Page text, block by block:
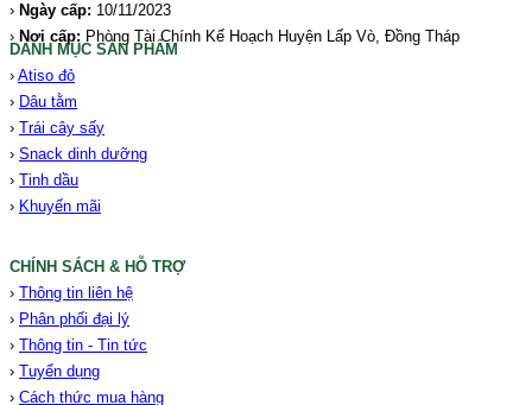
› Ngày cấp: 10/11/2023
› Nơi cấp: Phòng Tài Chính Kế Hoạch Huyện Lấp Vò, Đồng Tháp
DANH MỤC SẢN PHẨM
› Atiso đỏ
› Dâu tằm
› Trái cây sấy
› Snack dinh dưỡng
› Tinh dầu
› Khuyến mãi
CHÍNH SÁCH & HỖ TRỢ
› Thông tin liên hệ
› Phân phối đại lý
› Thông tin - Tin tức
› Tuyển dụng
› Cách thức mua hàng